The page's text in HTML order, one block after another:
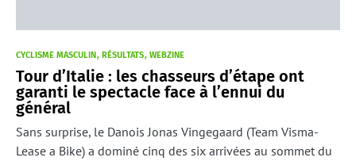
CYCLISME MASCULIN RÉSULTATS WEBZINE
Tour d’Italie : les chasseurs d’étape ont
garanti le spectacle face à l’ennui du
général
Sans surprise, le Danois Jonas Vingegaard (Team Visma-
Lease a Bike) a dominé cinq des six arrivées au sommet du